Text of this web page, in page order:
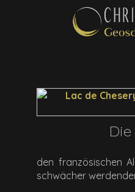
den französischen
schwächer